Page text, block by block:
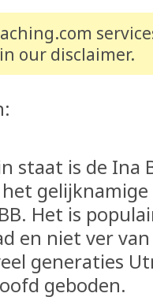
in our disclaimer.
staat is de Ina
Het is
en niet ver
generaties
geboden.